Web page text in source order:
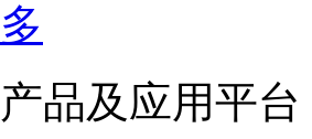
品及应用平台